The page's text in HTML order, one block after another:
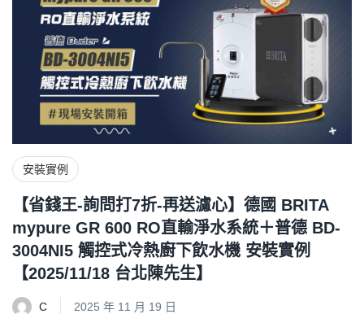
安裝實例
【省錢王-詢問打7折-再送濾心】德國 BRITA
mypure GR 600 RO直輸淨水系統＋普德 BD-
3004NI5 觸控式冷熱廚下飲水機 安裝實例
【2025/11/18 台北陳先生】
C 2025 年 11 月 19 日